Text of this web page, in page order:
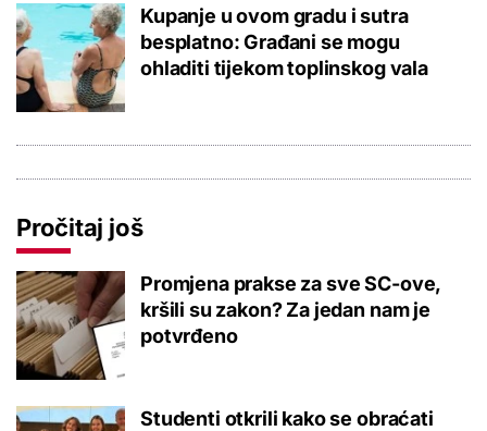
Kupanje u ovom gradu i sutra
besplatno: Građani se mogu
ohladiti tijekom toplinskog vala
Pročitaj još
Promjena prakse za sve SC-ove,
kršili su zakon? Za jedan nam je
potvrđeno
Studenti otkrili kako se obraćati